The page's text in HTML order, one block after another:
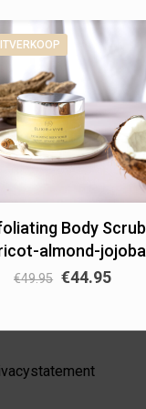
Body Scrub
almond-jojoba
€49.95 €44.95